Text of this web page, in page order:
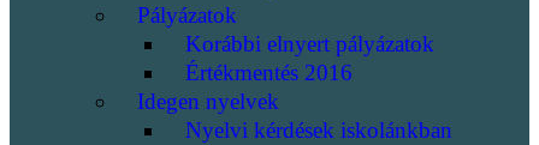
Pályázatok
Korábbi elnyert pályázatok
Értékmentés 2016
Idegen nyelvek
Nyelvi kérdések iskolánkban